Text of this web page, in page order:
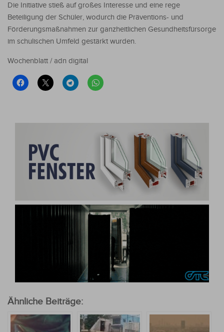
Die Initiative stieß auf großes Interesse und eine rege
Beteiligung der Schüler, wodurch die Präventions- und
Förderungsmaßnahmen zur ganzheitlichen Gesundheitsfürsorge
im schulischen Umfeld gestärkt wurden.
Wochenblatt / adn digital
Ähnliche Beiträge: